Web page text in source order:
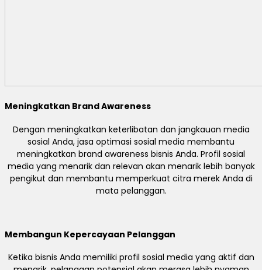
Meningkatkan Brand Awareness
Dengan meningkatkan keterlibatan dan jangkauan media
sosial Anda, jasa optimasi sosial media membantu
meningkatkan brand awareness bisnis Anda. Profil sosial
media yang menarik dan relevan akan menarik lebih banyak
pengikut dan membantu memperkuat citra merek Anda di
mata pelanggan.
Membangun Kepercayaan Pelanggan
Ketika bisnis Anda memiliki profil sosial media yang aktif dan